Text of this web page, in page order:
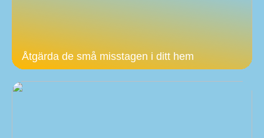
Åtgärda de små misstagen i ditt hem